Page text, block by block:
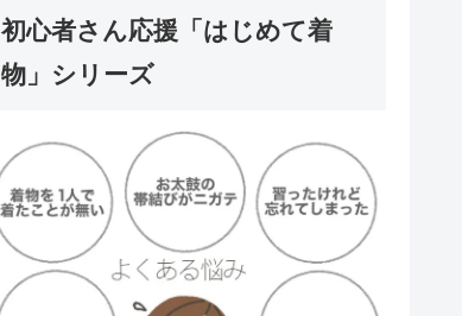
初心者さん応援「はじめて着
物」シリーズ